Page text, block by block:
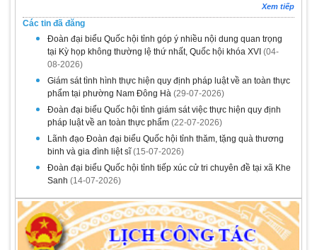
Xem tiếp
Các tin đã đăng
Đoàn đại biểu Quốc hội tỉnh góp ý nhiều nội dung quan trọng
tại Kỳ họp không thường lệ thứ nhất, Quốc hội khóa XVI (04-
08-2026)
Giám sát tình hình thực hiện quy định pháp luật về an toàn thực
phẩm tại phường Nam Đông Hà (29-07-2026)
Đoàn đại biểu Quốc hội tỉnh giám sát việc thực hiện quy định
pháp luật về an toàn thực phẩm (22-07-2026)
Lãnh đạo Đoàn đại biểu Quốc hội tỉnh thăm, tặng quà thương
binh và gia đình liệt sĩ(15-07-2026)
Đoàn đại biểu Quốc hội tỉnh tiếp xúc cử tri chuyên đề tại xã Khe
Sanh (14-07-2026)